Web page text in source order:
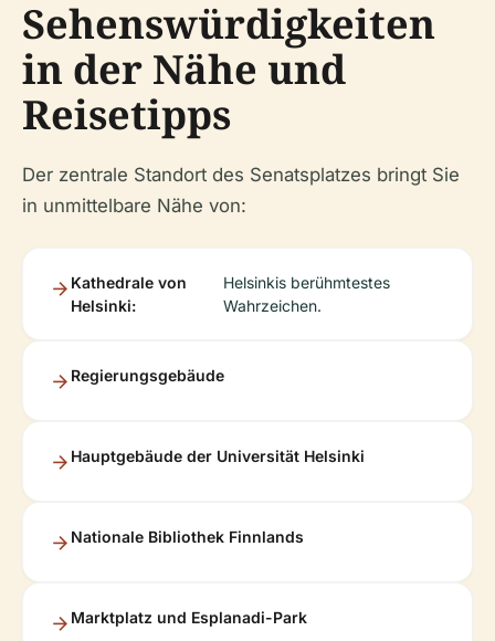
Sehenswürdigkeiten
in der Nähe und
Reisetipps
Der zentrale Standort des Senatsplatzes bringt Sie
in unmittelbare Nähe von:
Kathedrale von
Helsinki:
Helsinkis berühmtestes
Wahrzeichen.
Regierungsgebäude
Hauptgebäude der Universität Helsinki
Nationale Bibliothek Finnlands
Marktplatz und Esplanadi-Park